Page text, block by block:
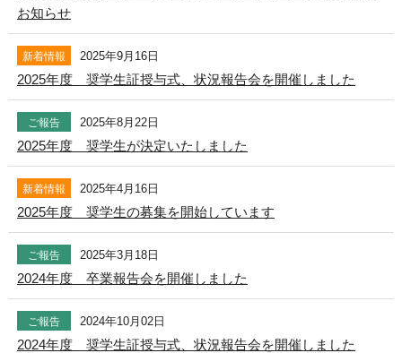
お知らせ
新着情報 2025年9月16日
2025年度 奨学生証授与式、状況報告会を開催しました
ご報告 2025年8月22日
2025年度 奨学生が決定いたしました
新着情報 2025年4月16日
2025年度 奨学生の募集を開始しています
ご報告 2025年3月18日
2024年度 卒業報告会を開催しました
ご報告 2024年10月02日
2024年度 奨学生証授与式、状況報告会を開催しました